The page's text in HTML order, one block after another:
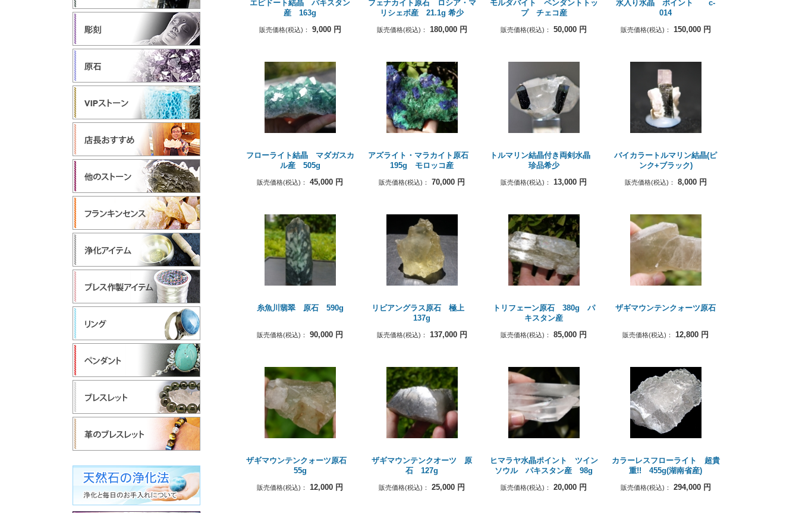
エピドート結晶 パキスタン
産 163g
販売価格(税込)： 9,000円
フェナカイト原石 ロシア・マ
リシェボ産 21.1g 希少
販売価格(税込)： 180,000円
モルダバイト ペンダントトッ
プ チェコ産
販売価格(税込)： 50,000 円
水入り水晶 ポイント c-
014
販売価格(税込)： 150,000円
フローライト結晶 マダガスカ
ル産 505g
販売価格(税込)： 45,000 円
アズライト・マラカイト原石
195g モロッコ産
販売価格(税込)： 70,000 円
トルマリン結晶付き両剣水晶
珍品希少
販売価格(税込)： 13,000 円
バイカラートルマリン結晶(ピ
ンク+ブラック)
販売価格(税込)： 8,000円
糸魚川翡翠 原石 590g
販売価格(税込)： 90,000 円
リビアングラス原石 極上
137g
販売価格(税込)： 137,000円
トリフェーン原石 380g パ
キスタン産
販売価格(税込)： 85,000 円
ザギマウンテンクォーツ原石
販売価格(税込)： 12,800 円
ザギマウンテンクォーツ原石
55g
販売価格(税込)： 12,000 円
ザギマウンテンクオーツ 原
石 127g
販売価格(税込)： 25,000 円
ヒマラヤ水晶ポイント ツイン
ソウル パキスタン産 98g
販売価格(税込)： 20,000 円
カラーレスフローライト 超貴
重!! 455g(湖南省産)
販売価格(税込)： 294,000円